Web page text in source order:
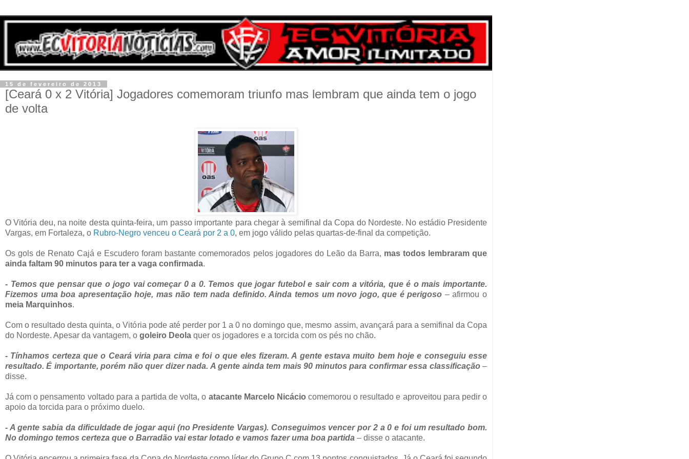
15 de fevereiro de 2013
[Ceará 0 x 2 Vitória] Jogadores comemoram triunfo mas lembram que ainda tem o jogo
de volta
O Vitória deu, na noite desta quinta-feira, um passo importante para chegar à semifinal da Copa do Nordeste. No estádio Presidente
Vargas, em Fortaleza, o Rubro-Negro venceu o Ceará por 2 a 0, em jogo válido pelas quartas-de-final da competição.
Os gols de Renato Cajá e Escudero foram bastante comemorados pelos jogadores do Leão da Barra, mas todos lembraram que
ainda faltam 90 minutos para ter a vaga confirmada.
- Temos que pensar que o jogo vai começar 0 a 0. Temos que jogar futebol e sair com a vitória, que é o mais importante.
Fizemos uma boa apresentação hoje, mas não tem nada definido. Ainda temos um novo jogo, que é perigoso – afirmou o
meia Marquinhos.
Com o resultado desta quinta, o Vitória pode até perder por 1 a 0 no domingo que, mesmo assim, avançará para a semifinal da Copa
do Nordeste. Apesar da vantagem, o goleiro Deola quer os jogadores e a torcida com os pés no chão.
- Tínhamos certeza que o Ceará viria para cima e foi o que eles fizeram. A gente estava muito bem hoje e conseguiu esse
resultado. É importante, porém não quer dizer nada. A gente ainda tem mais 90 minutos para confirmar essa classificação–
disse.
Já com o pensamento voltado para a partida de volta, o atacante Marcelo Nicácio comemorou o resultado e aproveitou para pedir o
apoio da torcida para o próximo duelo.
- A gente sabia da dificuldade de jogar aqui (no Presidente Vargas). Conseguimos vencer por 2 a 0 e foi um resultado bom.
No domingo temos certeza que o Barradão vai estar lotado e vamos fazer uma boa partida – disse o atacante.